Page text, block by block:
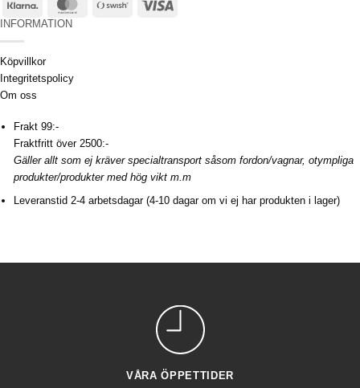
Klarna MasterCardSwish
INFORMATION
Köpvillkor
Integritetspolicy
Om oss
Frakt 99:-
Fraktfritt över 2500:-
Gäller allt som ej kräver specialtransport såsom fordon/vagnar, otympliga
produkter/produkter med hög vikt m.m
Leveranstid 2-4 arbetsdagar (4-10 dagar om vi ej har produkten i lager)
VÅRA ÖPPETTIDER